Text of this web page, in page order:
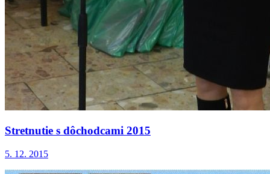
Stretnutie s dôchodcami 2015
5. 12. 2015